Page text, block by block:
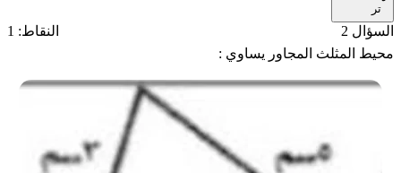
تر
السؤال 2
النقاط: 1
محيط المثلث المجاور يساوي :